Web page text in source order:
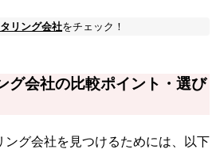
リング会社をチェック！
グ会社の比較ポイント・選び
ング会社を見つけるためには、以下